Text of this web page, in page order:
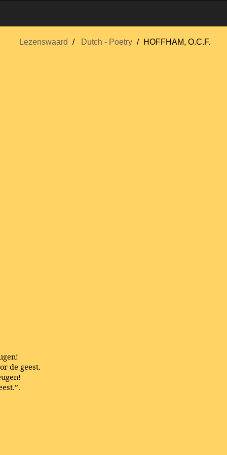
Lezenswaard Dutch - Poetry HOFFHAM, O.C.F.
de geest.